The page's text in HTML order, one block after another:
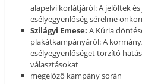
alapelvi korlátjáról: A jelöltek
esélyegyenlőség sérelme
Szilágyi Emese: A Kúria
plakátkampányáról: A
esélyegyenlőséget torzító
választásokat
megelőző kampány során